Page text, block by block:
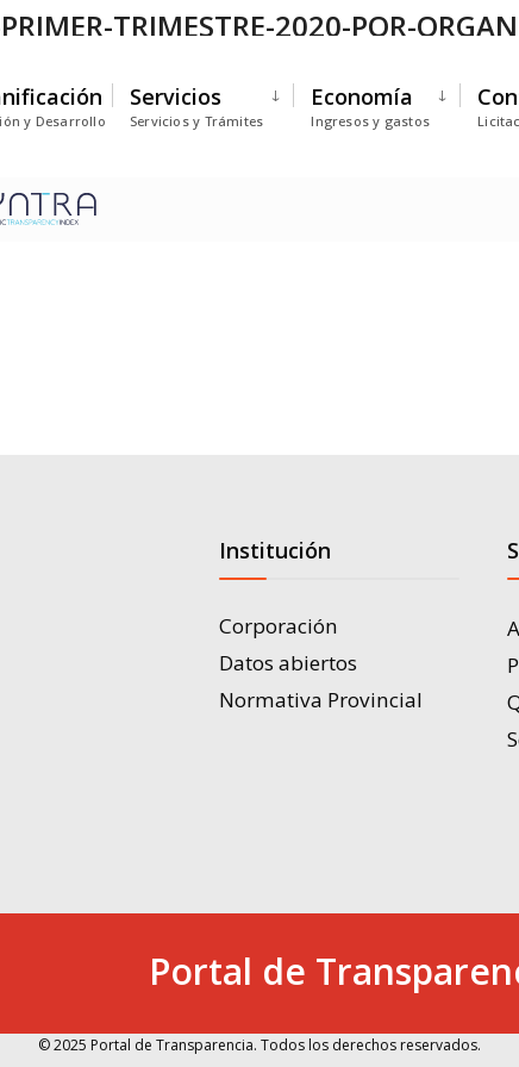
y Desarrollo
Servicios
Servicios y Trámites
Economía
Ingresos y gastos
TRIMESTRE-2020-POR-
Institución
Corporación
Datos abiertos
Normativa Provincial
Portal de
© 2025 Portal de Transparencia. Todos los derechos reservados.